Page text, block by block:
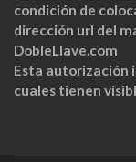
condición de
dirección url del
DobleLlave.com
Esta autorización
cuales tienen